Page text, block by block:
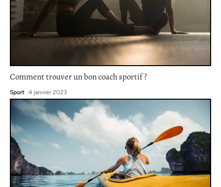
Comment trouver un bon coach sportif ?
Sport 4 janvier 2023